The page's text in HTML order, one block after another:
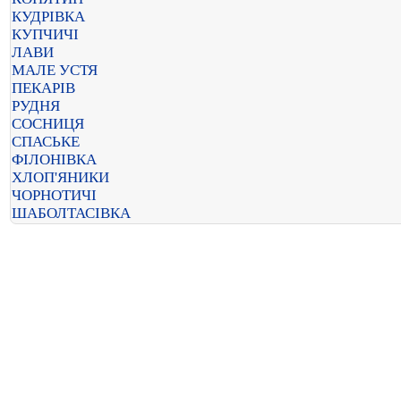
КУДРІВКА
КУПЧИЧІ
ЛАВИ
МАЛЕ УСТЯ
ПЕКАРІВ
РУДНЯ
СОСНИЦЯ
СПАСЬКЕ
ФІЛОНІВКА
ХЛОП'ЯНИКИ
ЧОРНОТИЧІ
ШАБОЛТАСІВКА